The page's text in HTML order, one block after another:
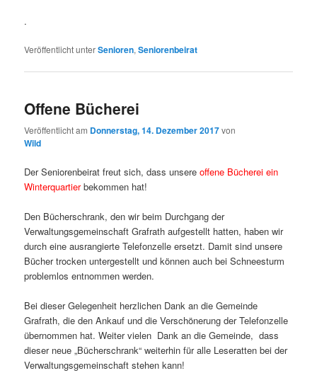
.
Veröffentlicht unterSenioren,Seniorenbeirat
Offene Bücherei
Veröffentlicht am Donnerstag, 14. Dezember 2017von
Wild
Der Seniorenbeirat freut sich, dass unsereoffene Bücherei ein
Winterquartierbekommen hat!
Den Bücherschrank, den wir beim Durchgang der
Verwaltungsgemeinschaft Grafrath aufgestellt hatten, haben wir
durch eine ausrangierte Telefonzelle ersetzt. Damit sind unsere
Bücher trocken untergestellt und können auch bei Schneesturm
problemlos entnommen werden.
Bei dieser Gelegenheit herzlichen Dank an die Gemeinde
Grafrath, die den Ankauf und die Verschönerung der Telefonzelle
übernommen hat. Weiter vielen Dank an die Gemeinde, dass
dieser neue „Bücherschrank“ weiterhin für alle Leseratten bei der
Verwaltungsgemeinschaft stehen kann!